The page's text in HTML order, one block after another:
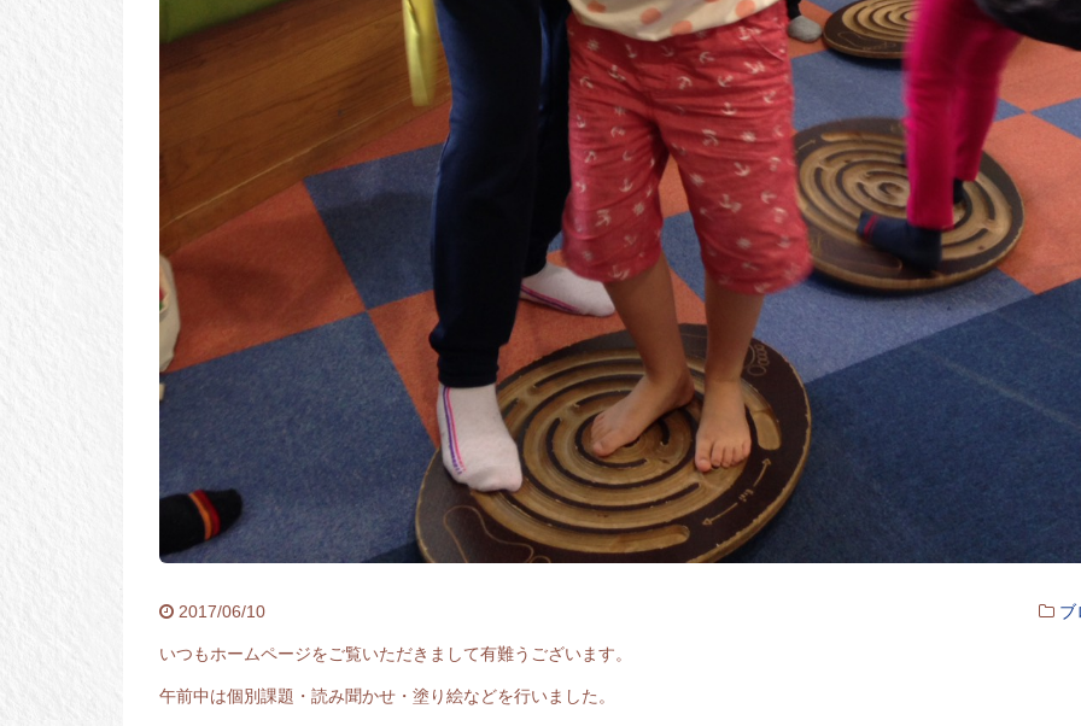
2017/06/10 ブ
いつもホームページをご覧いただきまして有難うございます。
午前中は個別課題・読み聞かせ・塗り絵などを行いました。